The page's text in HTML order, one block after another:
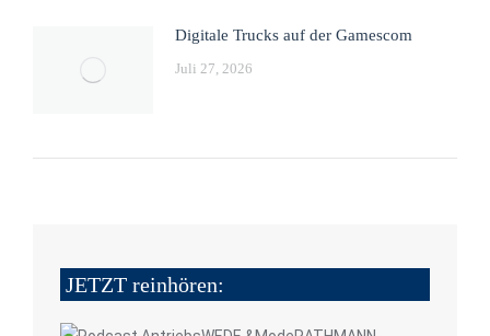
Digitale Trucks auf der Gamescom
Juli 27, 2026
JETZT reinhören: